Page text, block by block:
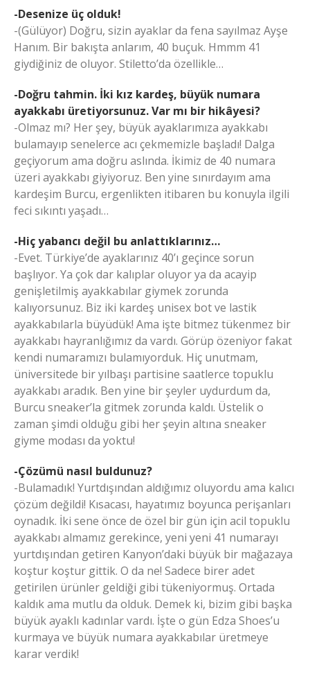
-Desenize üç olduk!
-(Gülüyor) Doğru, sizin ayaklar da fena sayılmaz Ayşe
Hanım. Bir bakışta anlarım, 40 buçuk. Hmmm 41
giydiğiniz de oluyor. Stiletto’da özellikle…
-Doğru tahmin. İki kız kardeş, büyük numara
ayakkabı üretiyorsunuz. Var mı bir hikâyesi?
-Olmaz mı? Her şey, büyük ayaklarımıza ayakkabı
bulamayıp senelerce acı çekmemizle başladı! Dalga
geçiyorum ama doğru aslında. İkimiz de 40 numara
üzeri ayakkabı giyiyoruz. Ben yine sınırdayım ama
kardeşim Burcu, ergenlikten itibaren bu konuyla ilgili
feci sıkıntı yaşadı…
-Hiç yabancı değil bu anlattıklarınız…
-Evet. Türkiye’de ayaklarınız 40’ı geçince sorun
başlıyor. Ya çok dar kalıplar oluyor ya da acayip
genişletilmiş ayakkabılar giymek zorunda
kalıyorsunuz. Biz iki kardeş unisex bot ve lastik
ayakkabılarla büyüdük! Ama işte bitmez tükenmez bir
ayakkabı hayranlığımız da vardı. Görüp özeniyor fakat
kendi numaramızı bulamıyorduk. Hiç unutmam,
üniversitede bir yılbaşı partisine saatlerce topuklu
ayakkabı aradık. Ben yine bir şeyler uydurdum da,
Burcu sneaker’la gitmek zorunda kaldı. Üstelik o
zaman şimdi olduğu gibi her şeyin altına sneaker
giyme modası da yoktu!
-Çözümü nasıl buldunuz?
-Bulamadık! Yurtdışından aldığımız oluyordu ama kalıcı
çözüm değildi! Kısacası, hayatımız boyunca perişanları
oynadık. İki sene önce de özel bir gün için acil topuklu
ayakkabı almamız gerekince, yeni yeni 41 numarayı
yurtdışından getiren Kanyon’daki büyük bir mağazaya
koştur koştur gittik. O da ne! Sadece birer adet
getirilen ürünler geldiği gibi tükeniyormuş. Ortada
kaldık ama mutlu da olduk. Demek ki, bizim gibi başka
büyük ayaklı kadınlar vardı. İşte o gün Edza Shoes’u
kurmaya ve büyük numara ayakkabılar üretmeye
karar verdik!